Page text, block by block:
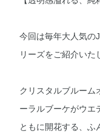
今回は毎年大人気の
リーズをご紹介いた
クリスタルブルーム
ーラルブーケがウエ
ともに開花する、ふ